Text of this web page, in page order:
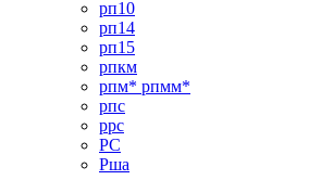
рп10
рп14
рп15
рпкм
рпм* рпмм*
рпс
ррс
РС
Рша